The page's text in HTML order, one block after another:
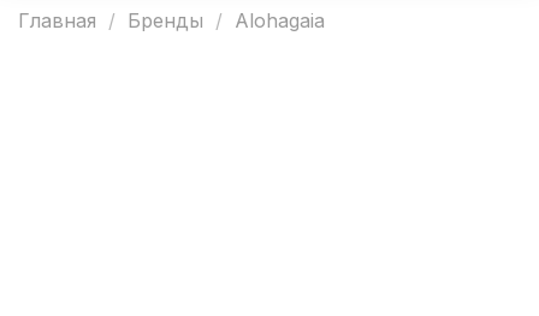
Главная Бренды Alohagaia